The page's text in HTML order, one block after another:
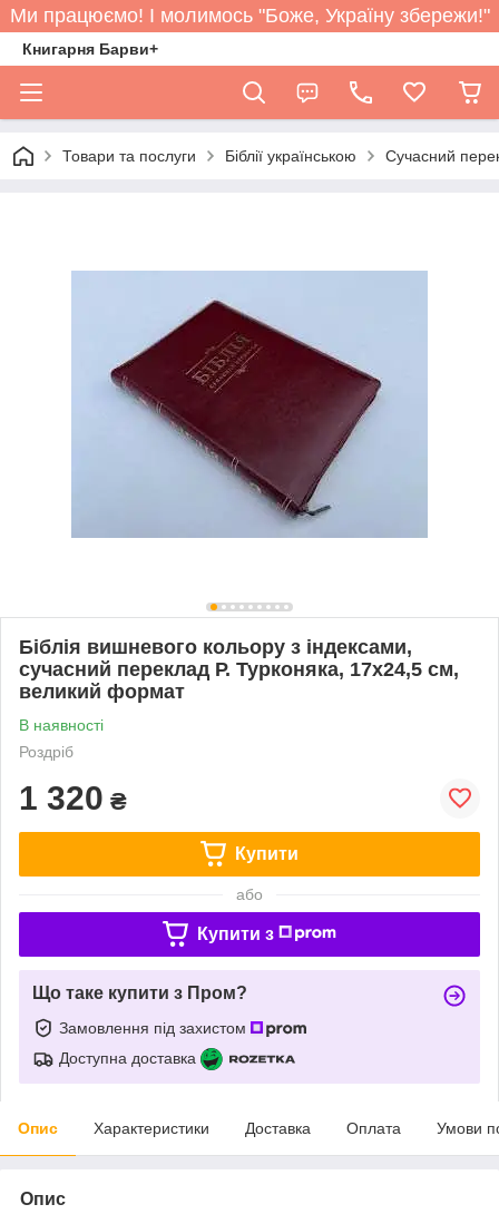
Ми працюємо! І молимось "Боже, Україну збережи!"
Книгарня Барви+
Товари та послуги Біблії українською Сучасний
Біблія вишневого кольору з індексами,
сучасний переклад Р. Турконяка, 17х24,5 см,
великий формат
В наявності
Роздріб
1 320 ₴
Купити
або
Купити з
Що таке купити з Пром?
Замовлення під захистом
Доступна доставка
Опис Характеристики Доставка Оплата Умови
Опис